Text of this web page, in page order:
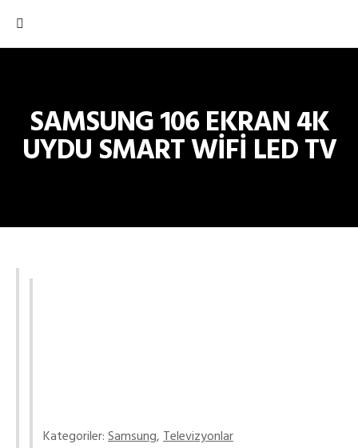
SAMSUNG 106 EKRAN 4K
UYDU SMART WİFİ LED TV
Kategoriler:Samsung,Televizyonlar